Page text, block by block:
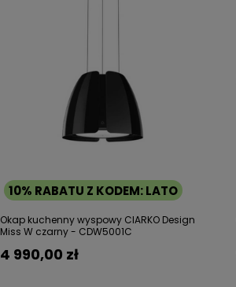
10% RABATU Z KODEM: LATO
Okap kuchenny wyspowy CIARKO Design
Miss W czarny - CDW5001C
4 990,00 zł